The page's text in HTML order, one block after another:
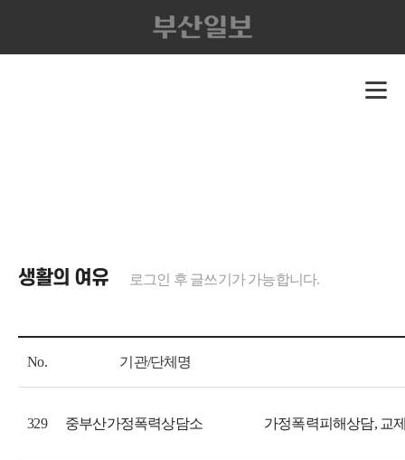
생활의 여유 로그인 후 글쓰기가 가능합니다.
No. 기관/단체명
329 중부산가정폭력상담소